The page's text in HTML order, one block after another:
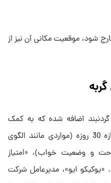
شود، موقعیت مکانی آن نیز از
اضافه شده که به کمک
تحلیل داده‌های رفتاری گربه در بازه 30 روزه (مواردی مانند الگوی
و وضعیت خواب)، «امتیاز
ایو»، مدیرعامل شرکت